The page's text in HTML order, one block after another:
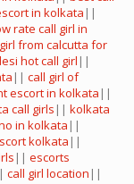
in kolkata ||
rate call girl in
from calcutta for
hot call girl ||
|| call girl of
escort in kolkata ||
call girls || kolkata
in kolkata ||
kolkata ||
|| escorts
call girl location ||